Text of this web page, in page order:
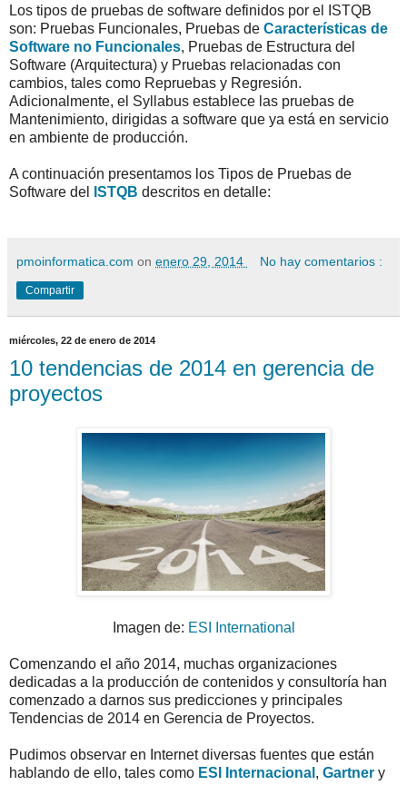
Los tipos de pruebas de software definidos por el ISTQB
son: Pruebas Funcionales, Pruebas de Características de
Software no Funcionales, Pruebas de Estructura del
Software (Arquitectura) y Pruebas relacionadas con
cambios, tales como Repruebas y Regresión.
Adicionalmente, el Syllabus establece las pruebas de
Mantenimiento, dirigidas a software que ya está en servicio
en ambiente de producción.
A continuación presentamos los Tipos de Pruebas de
Software del
ISTQB descritos en detalle:
pmoinformatica.com on enero 29, 2014 No hay comentarios :
Compartir
miércoles, 22 de enero de 2014
10 tendencias de 2014 en gerencia de
proyectos
Imagen de: ESI International
Comenzando el año 2014, muchas organizaciones
dedicadas a la producción de contenidos y consultoría han
comenzado a darnos sus predicciones y principales
Tendencias de 2014 en Gerencia de Proyectos.
Pudimos observar en Internet diversas fuentes que están
hablando de ello, tales como ESI Internacional , Gartner y